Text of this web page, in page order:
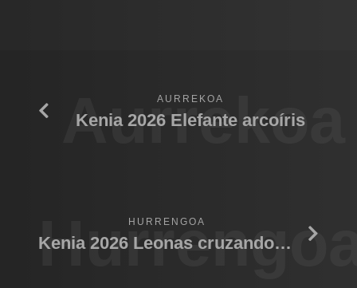
Aurrekoa
AURREKOA
Kenia 2026 Elefante arcoíris
HURRENGOA
Kenia 2026 Leonas cruzando rio